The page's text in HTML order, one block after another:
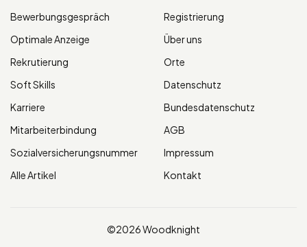
Bewerbungsgespräch
Optimale Anzeige
Rekrutierung
Soft Skills
Karriere
Mitarbeiterbindung
Sozialversicherungsnummer
Alle Artikel
Registrierung
Über uns
Orte
Datenschutz
Bundesdatenschutz
AGB
Impressum
Kontakt
©2026 Woodknight